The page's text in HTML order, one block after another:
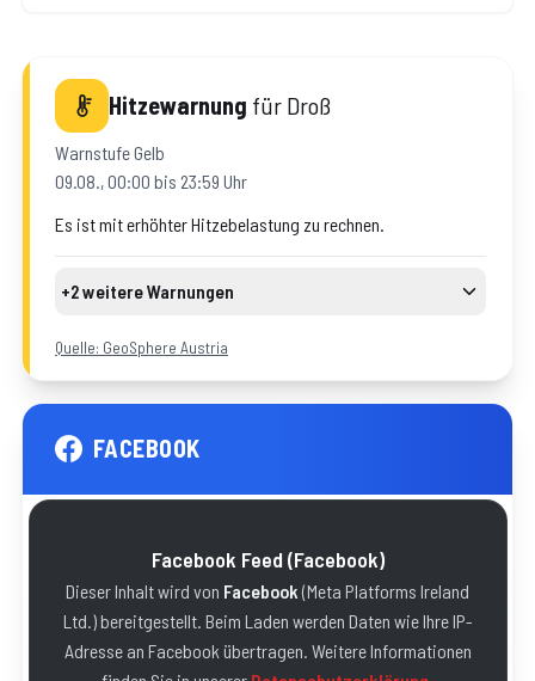
Hitzewarnung für Droß
WarnstufeGelb
09.08., 00:00 bis 23:59 Uhr
Es ist mit erhöhter Hitzebelastung zu rechnen.
+2 weitere Warnungen
Quelle: GeoSphere Austria
FACEBOOK
Facebook Feed (Facebook)
Dieser Inhalt wird von Facebook (Meta Platforms Ireland
Ltd.) bereitgestellt. Beim Laden werden Daten wie Ihre IP-
Adresse an Facebook übertragen. Weitere Informationen